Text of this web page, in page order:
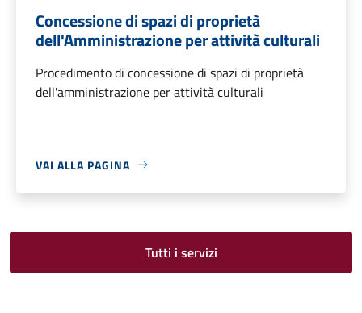
Concessione di spazi di proprietà
dell'Amministrazione per attività culturali
Procedimento di concessione di spazi di proprietà
dell'amministrazione per attività culturali
VAI ALLA PAGINA
Tutti i servizi